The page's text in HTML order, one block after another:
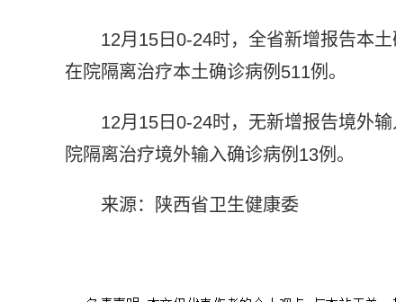
12月15日0-24时，全省新增报告本
在院隔离治疗本土确诊病例511例。
12月15日0-24时，无新增报告境外
院隔离治疗境外输入确诊病例13例。
来源：陕西省卫生健康委